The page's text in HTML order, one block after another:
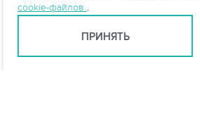
cookie-файлов .
ПРИНЯТЬ